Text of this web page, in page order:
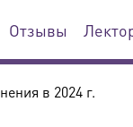
Отзывы
в 2024 г.